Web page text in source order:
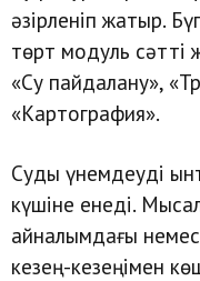
әзірленіп жатыр.
төрт модуль сәтті
«Су пайдалану»,
«Картография».
Суды үнемдеуді
күшіне енеді.
айналымдағы
кезең-кезеңімен